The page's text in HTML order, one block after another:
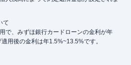
て
で、みずほ銀行カードローンの金利が年
用後の金利は年1.5%~13.5%です。